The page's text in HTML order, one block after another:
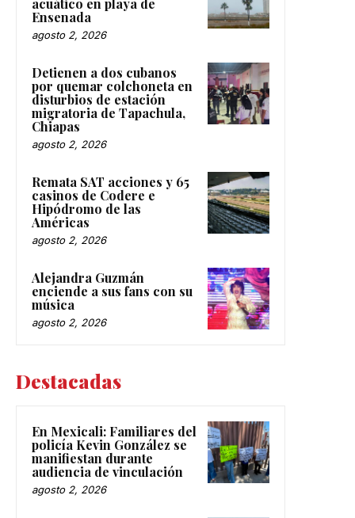
acuático en playa de
Ensenada
agosto 2, 2026
Detienen a dos cubanos
por quemar colchoneta en
disturbios de estación
migratoria de Tapachula,
Chiapas
agosto 2, 2026
Remata SAT acciones y 65
casinos de Codere e
Hipódromo de las
Américas
agosto 2, 2026
Alejandra Guzmán
enciende a sus fans con su
música
agosto 2, 2026
Destacadas
En Mexicali: Familiares del
policía Kevin González se
manifiestan durante
audiencia de vinculación
agosto 2, 2026